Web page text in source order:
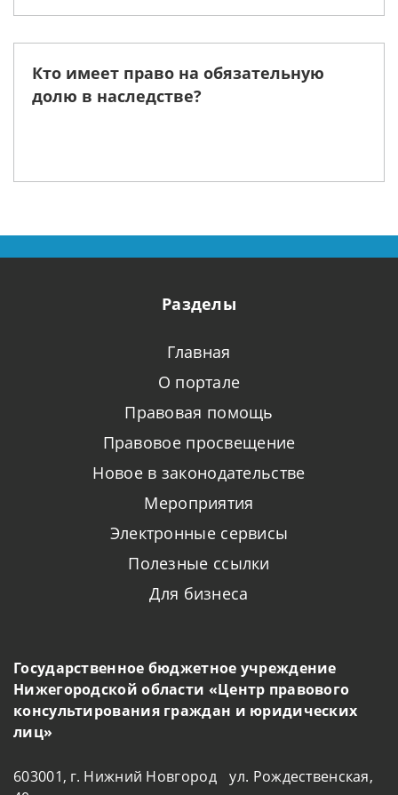
Кто имеет право на обязательную
долю в наследстве?
Разделы
Главная
О портале
Правовая помощь
Правовое просвещение
Новое в законодательстве
Мероприятия
Электронные сервисы
Полезные ссылки
Для бизнеса
Государственное бюджетное учреждение
Нижегородской области «Центр правового
консультирования граждан и юридических
лиц»
603001, г. Нижний Новгород ул. Рождественская,